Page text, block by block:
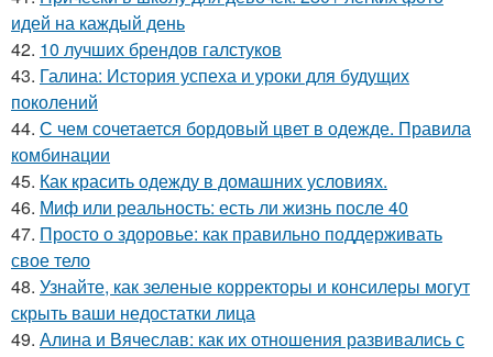
идей на каждый день
42. 10 лучших брендов галстуков
43. Галина: История успеха и уроки для будущих
поколений
44. С чем сочетается бордовый цвет в одежде. Правила
комбинации
45. Как красить одежду в домашних условиях.
46. Миф или реальность: есть ли жизнь после 40
47. Просто о здоровье: как правильно поддерживать
свое тело
48. Узнайте, как зеленые корректоры и консилеры могут
скрыть ваши недостатки лица
49. Алина и Вячеслав: как их отношения развивались с